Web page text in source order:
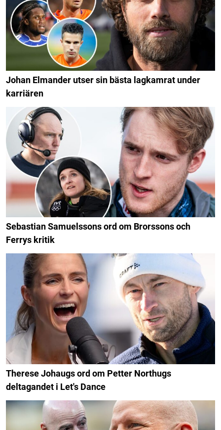
Johan Elmander utser sin bästa lagkamrat under
karriären
Sebastian Samuelssons ord om Brorssons och
Ferrys kritik
Therese Johaugs ord om Petter Northugs
deltagandet i Let's Dance